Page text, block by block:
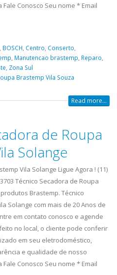
Conosco Seu nome * Email
, BOSCH, Centro, Conserto,
, Manutencao brastemp, Reparo,
, Zona Sul
Brastemp Vila Souza
Read more...
de Roupa
Solange
Vila Solange Ligue Agora ! (11)
Técnico Secadora de Roupa
Brastemp. Técnico
Solange com mais de 20 Anos de
em contato conosco e agende
no local, o cliente pode conferir
em seu eletrodoméstico,
e qualidade de nosso
Conosco Seu nome * Email